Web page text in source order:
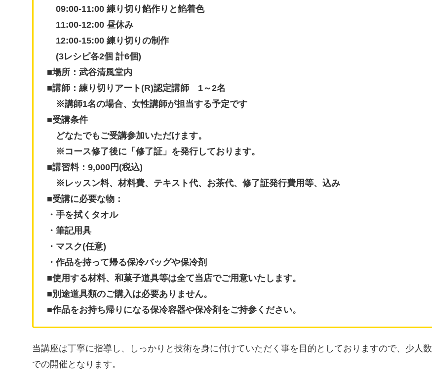
09:00-11:00 練り切り餡作りと餡着色
11:00-12:00 昼休み
12:00-15:00 練り切りの制作
(3レシピ各2個 計6個)
■場所：武谷清風堂内
■講師：練り切りアート(R)認定講師 1～2名
※講師1名の場合、女性講師が担当する予定です
■受講条件
どなたでもご受講参加いただけます。
※コース修了後に「修了証」を発行しております。
■講習料：9,000円(税込)
※レッスン料、材料費、テキスト代、お茶代、修了証発行費用等、込み
■受講に必要な物：
・手を拭くタオル
・筆記用具
・マスク(任意)
・作品を持って帰る保冷バッグや保冷剤
■使用する材料、和菓子道具等は全て当店でご用意いたします。
■別途道具類のご購入は必要ありません。
■作品をお持ち帰りになる保冷容器や保冷剤をご持参ください。
当講座は丁寧に指導し、しっかりと技術を身に付けていただく事を目的としておりますので、少人数
での開催となります。